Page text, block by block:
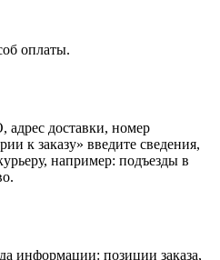
оплаты.
доставки, номер
к заказу» введите сведения,
например: подъезды в
информации: позиции заказа,